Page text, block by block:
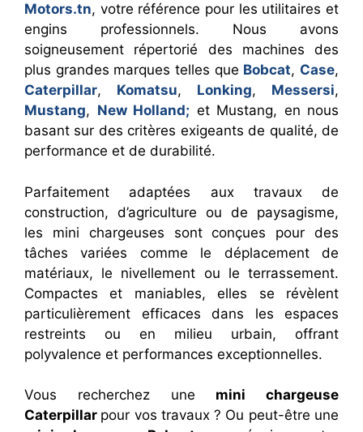
Motors.tn, votre référence pour les utilitaires et
engins professionnels. Nous avons
soigneusement répertorié des machines des
plus grandes marques telles que Bobcat, Case,
Caterpillar, Komatsu, Lonking, Messersi,
Mustang, New Holland; et Mustang, en nous
basant sur des critères exigeants de qualité, de
performance et de durabilité.
Parfaitement adaptées aux travaux de
construction, d’agriculture ou de paysagisme,
les mini chargeuses sont conçues pour des
tâches variées comme le déplacement de
matériaux, le nivellement ou le terrassement.
Compactes et maniables, elles se révèlent
particulièrement efficaces dans les espaces
restreints ou en milieu urbain, offrant
polyvalence et performances exceptionnelles.
Vous recherchez une mini chargeuse
Caterpillar pour vos travaux ? Ou peut-être une